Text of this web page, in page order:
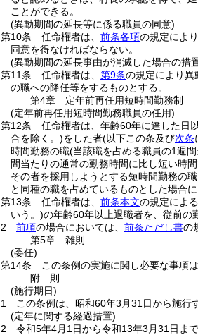
ことができる。
(異動期間の延長等に係る職員の同意)
第10条
任命権者は、 前条各項の規定によ
同意を得なければならない。
(異動期間の延長事由が消滅した場合の措
第11条
任命権者は、 第9条の規定により異
の職への降任等をするものとする。
第4章
定年前再任用短時間勤務制
(定年前再任用短時間勤務職員の任用)
第12条
任命権者は、年齢60年に達した日
合を除く。)をした者(以下この条及び次条
時間勤務の職(当該職を占める職員の1週
間当たりの通常の勤務時間に比し短い時
その者を採用しようとする短時間勤務の
と同種の職を占めているものとした場合
第13条
任命権者は、 前条本文の規定によ
いう。)の年齢60年以上退職者を、従前の
2
前項の場合においては、 前条ただし書の
第5章
雑則
(委任)
第14条
この条例の実施に関し必要な事項
附 則
(施行期日)
1
この条例は、昭和60年3月31日から施行
(定年に関する経過措置)
2
令和5年4月1日から令和13年3月31日ま